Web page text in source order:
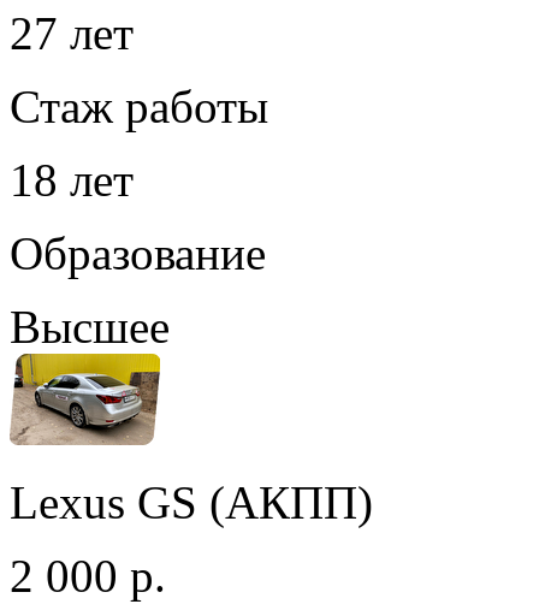
27 лет
Стаж работы
18 лет
Образование
Высшее
Lexus GS (АКПП)
2 000 р.